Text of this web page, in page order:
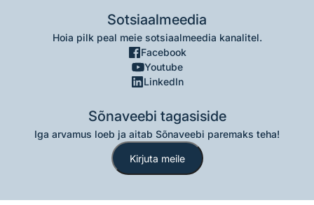
Sotsiaalmeedia
Hoia pilk peal meie sotsiaalmeedia kanalitel.
Facebook
Youtube
LinkedIn
Sõnaveebi tagasiside
Iga arvamus loeb ja aitab Sõnaveebi paremaks teha!
Kirjuta meile